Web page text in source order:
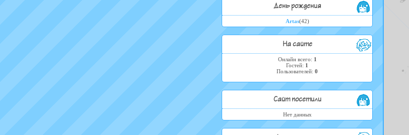
День рождения
Artas(42)
На сайте
Онлайн всего: 1
Гостей: 1
Пользователей: 0
Сайт посетили
Нет данных